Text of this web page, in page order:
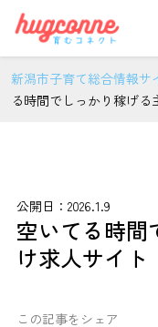
新潟市子育て総合情報サ
る時間でしっかり稼げる
公開日：2026.1.9
空いてる時間
け求人サイト
この記事をシェア